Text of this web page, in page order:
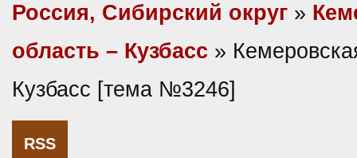
Россия, Сибирский округ »
область – Кузбасс »
Кузбасс [тема №3246]
RSS